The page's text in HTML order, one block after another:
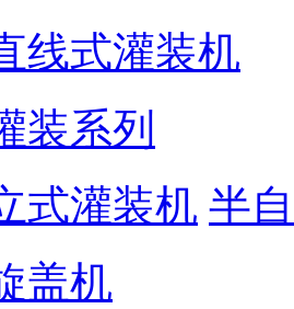
线式灌装机
装系列
式灌装机 半
盖机